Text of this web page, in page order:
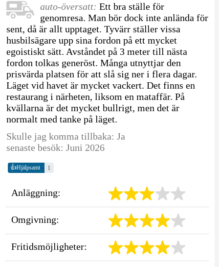
auto-översatt: Ett bra ställe för
genomresa. Man bör dock inte anlända för
sent, då är allt upptaget. Tyvärr ställer vissa
husbilsägare upp sina fordon på ett mycket
egoistiskt sätt. Avståndet på 3 meter till nästa
fordon tolkas generöst. Många utnyttjar den
prisvärda platsen för att slå sig ner i flera dagar.
Läget vid havet är mycket vackert. Det finns en
restaurang i närheten, liksom en mataffär. På
kvällarna är det mycket bullrigt, men det är
normalt med tanke på läget.
Skulle jag komma tillbaka: Ja
senaste besök: Juni 2026
👍Hjälpsamt 1
Anläggning:
Omgivning:
Fritidsmöjligheter: